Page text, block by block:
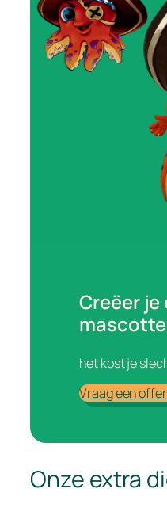
Creëer je
mascotte
het kost je
Vraag een
Onze extra